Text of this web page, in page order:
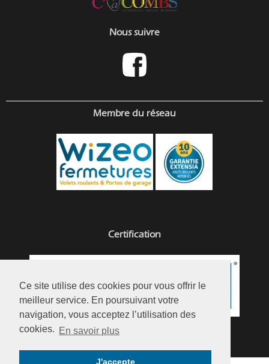
Ce site utilise des cookies pour vous offrir le
meilleur service. En poursuivant votre
navigation, vous acceptez l’utilisation des
cookies. En savoir plus
J'accepte
Nous suivre
Membre du réseau
Certification